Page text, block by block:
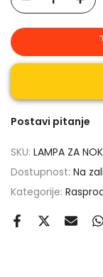
Postavi pitanje
SKU: LAMPA ZA
Dostupnost: Na
Kategorije: